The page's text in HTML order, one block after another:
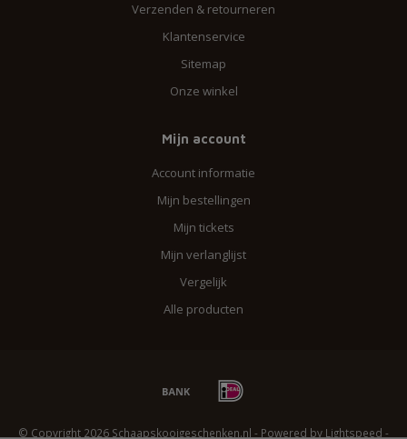
Verzenden & retourneren
Klantenservice
Sitemap
Onze winkel
Mijn account
Account informatie
Mijn bestellingen
Mijn tickets
Mijn verlanglijst
Vergelijk
Alle producten
© Copyright 2026 Schaapskooigeschenken.nl - Powered by Lightspeed -